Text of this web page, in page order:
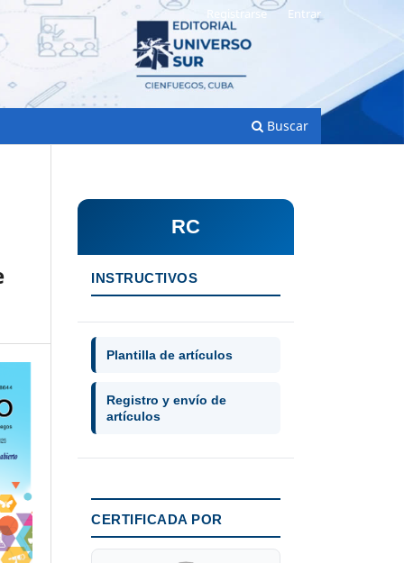
Buscar
Registrarse Entrar
RC
INSTRUCTIVOS
Plantilla de artículos
Registro y envío de
artículos
CERTIFICADA POR